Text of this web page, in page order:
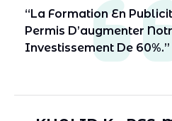
“Grâce À La
MarComDi, J’ai
Professionnel En